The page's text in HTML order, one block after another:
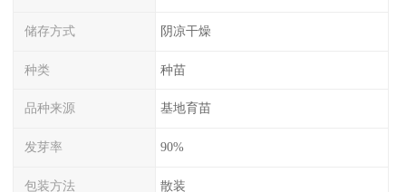
储存方式 阴凉干燥
种类 种苗
品种来源 基地育苗
发芽率 90%
包装方法 散装